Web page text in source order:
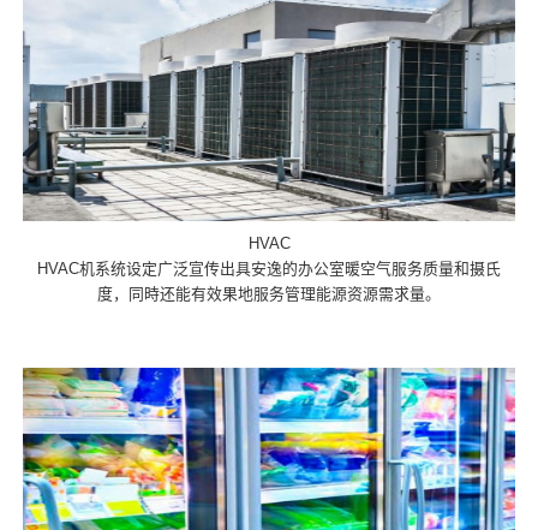
HVAC
HVAC机系统设定广泛宣传出具安逸的办公室暖空气服务质量和摄氏
度，同時还能有效果地服务管理能源资源需求量。